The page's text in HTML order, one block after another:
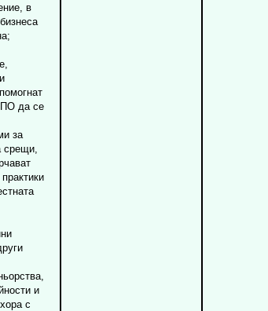
в
да се
за
срещи,
и
с